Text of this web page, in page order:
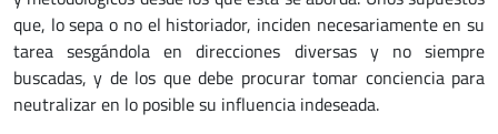
que, lo sepa o no el historiador, inciden necesariamente en su
tarea sesgándola en direcciones diversas y no siempre
buscadas, y de los que debe procurar tomar conciencia para
neutralizar en lo posible su influencia indeseada.